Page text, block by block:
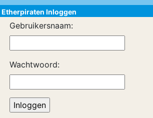
Etherpiraten Inloggen
Gebruikersnaam:
Wachtwoord: